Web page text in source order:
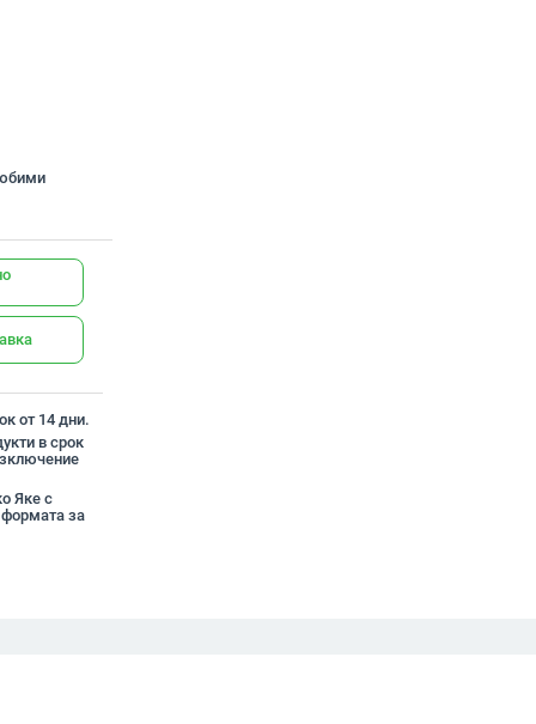
от 14 дни.
в срок
Яке с
за